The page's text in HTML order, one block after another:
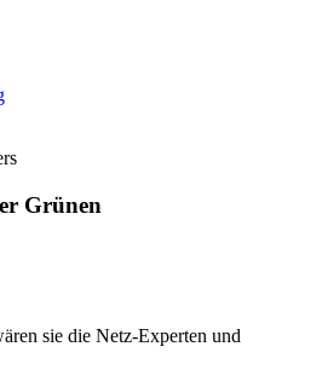
Grünen
sie die Netz-Experten und